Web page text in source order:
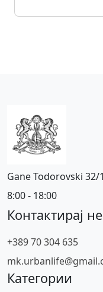
Gane Todorovski 32/
8:00 - 18:00
Контактирај не
+389 70 304 635
Категории